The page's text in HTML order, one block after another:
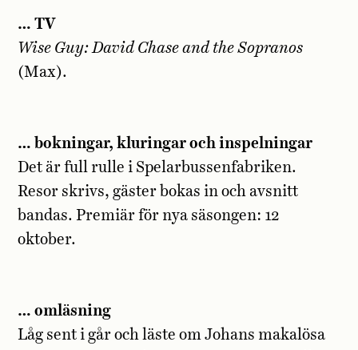
… TV
Wise Guy: David Chase and the Sopranos
(Max).
… bokningar, kluringar och inspelningar
Det är full rulle i Spelarbussenfabriken.
Resor skrivs, gäster bokas in och avsnitt
bandas. Premiär för nya säsongen: 12
oktober.
… omläsning
Låg sent i går och läste om Johans makalösa